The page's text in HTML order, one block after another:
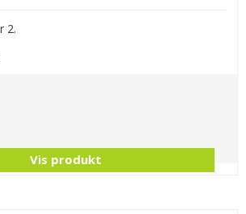
2.
Vis produkt